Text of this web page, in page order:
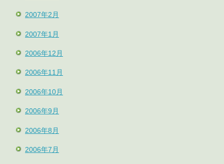
2007年2月
2007年1月
2006年12月
2006年11月
2006年10月
2006年9月
2006年8月
2006年7月